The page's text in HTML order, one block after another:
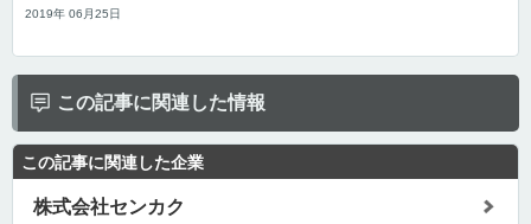
2019年 06月25日
この記事に関連した情報
この記事に関連した企業
株式会社センカク